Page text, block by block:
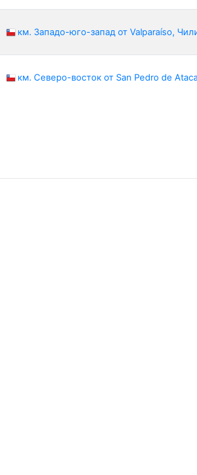
км. Западо-юго-запад от Valparaíso,
км. Северо-восток от San Pedro de